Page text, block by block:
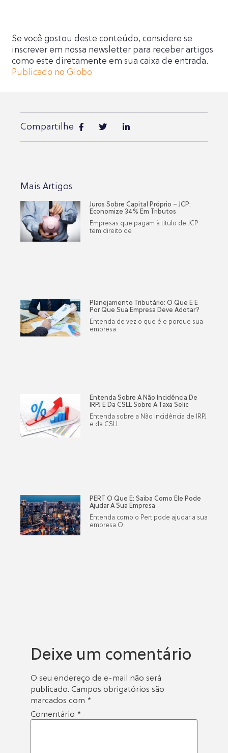
Se você gostou deste conteúdo, considere se
inscrever em nossa newsletter para receber artigos
como este diretamente em sua caixa de entrada.
Publicado no Globo
Compartilhe
Mais Artigos
Juros Sobre Capital Próprio – JCP:
Economize 34% Em Tributos
Empresas que pagam à titulo de JCP
tem direito de
Planejamento Tributário: O Que É E
Por Que Sua Empresa Deve Adotar?
Entenda de vez o que é e porque sua
empresa
Entenda Sobre A Não Incidência De
IRPJ E Da CSLL Sobre A Taxa Selic
Entenda sobre a Não Incidência de IRPJ
e da CSLL
PERT O Que É: Saiba Como Ele Pode
Ajudar A Sua Empresa
Entenda como o Pert pode ajudar a sua
empresa O
Deixe um comentário
O seu endereço de e-mail não será
publicado. Campos obrigatórios são
marcados com *
Comentário *